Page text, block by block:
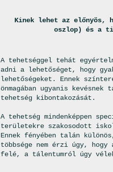
Kinek lehet az
oszlop) és a
A tehetséggel tehát
adni a lehetőséget, hogy
lehetőségeket. Ennek
önmagában ugyanis
tehetség kibontakozását.
A tehetség mindenképpen
területekre szakosodott
Ennek fényében talán
többsége nem érzi úgy,
felé, a tálentumról úgy